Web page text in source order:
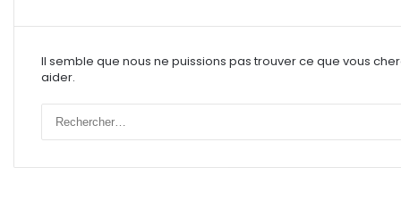
Il semble que nous ne puissions pas trouver ce que vous
aider.